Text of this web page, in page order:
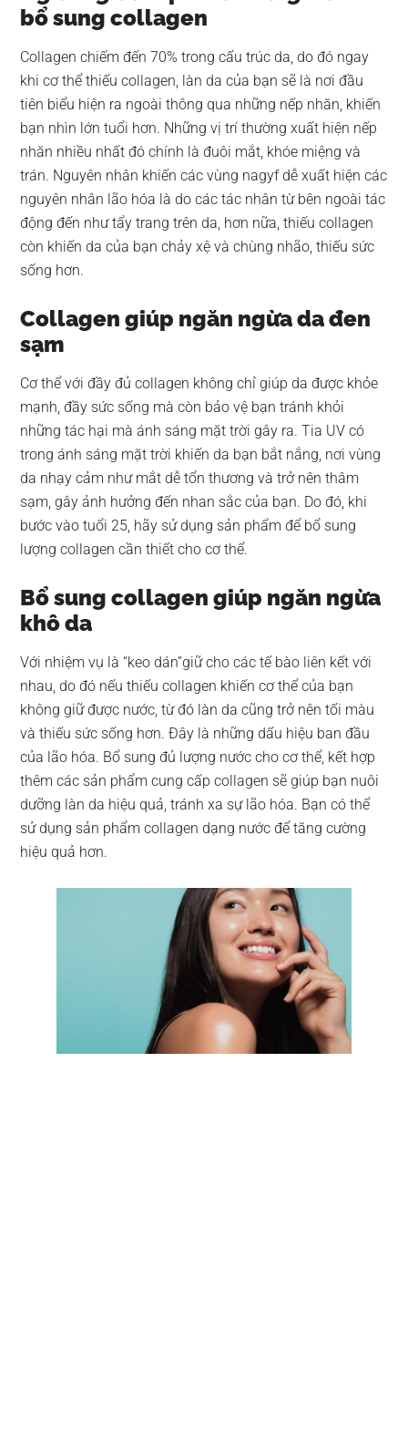
bổ sung collagen
Collagen chiếm đến 70% trong cấu trúc da, do đó ngay
khi cơ thể thiếu collagen, làn da của bạn sẽ là nơi đầu
tiên biểu hiện ra ngoài thông qua những nếp nhăn, khiến
bạn nhìn lớn tuổi hơn. Những vị trí thường xuất hiện nếp
nhăn nhiều nhất đó chính là đuôi mắt, khóe miệng và
trán. Nguyên nhân khiến các vùng nagyf dễ xuất hiện các
nguyên nhân lão hóa là do các tác nhân từ bên ngoài tác
động đến như tẩy trang trên da, hơn nữa, thiếu collagen
còn khiến da của bạn chảy xệ và chùng nhão, thiếu sức
sống hơn.
Collagen giúp ngăn ngừa da đen
sạm
Cơ thể với đầy đủ collagen không chỉ giúp da được khỏe
mạnh, đầy sức sống mà còn bảo vệ bạn tránh khỏi
những tác hại mà ánh sáng mặt trời gây ra. Tia UV có
trong ánh sáng mặt trời khiến da bạn bắt nắng, nơi vùng
da nhạy cảm như mắt dễ tổn thương và trở nên thâm
sạm, gây ảnh hưởng đến nhan sắc của bạn. Do đó, khi
bước vào tuổi 25, hãy sử dụng sản phẩm để bổ sung
lượng collagen cần thiết cho cơ thể.
Bổ sung collagen giúp ngăn ngừa
khô da
Với nhiệm vụ là “keo dán”giữ cho các tế bào liên kết với
nhau, do đó nếu thiếu collagen khiến cơ thể của bạn
không giữ được nước, từ đó làn da cũng trở nên tối màu
và thiếu sức sống hơn. Đây là những dấu hiệu ban đầu
của lão hóa. Bổ sung đủ lượng nước cho cơ thể, kết hợp
thêm các sản phẩm cung cấp collagen sẽ giúp bạn nuôi
dưỡng làn da hiệu quả, tránh xa sự lão hóa. Bạn có thể
sử dụng sản phẩm collagen dạng nước để tăng cường
hiệu quả hơn.